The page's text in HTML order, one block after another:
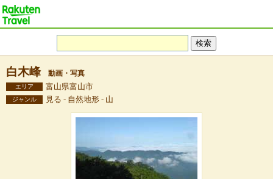
白木峰 動画・写真
エリア 富山県富山市
ジャンル 見る - 自然地形 - 山